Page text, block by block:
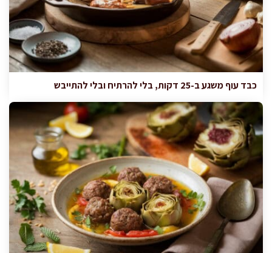
כבד עוף משגע ב-25 דקות, בלי להרתיח ובלי להתייבש